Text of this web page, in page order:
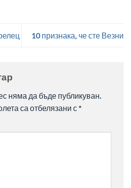
10 признака, че сте Везни
няма да бъде публикуван.
са отбелязани с*